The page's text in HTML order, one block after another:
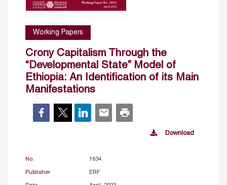
Working Papers
Crony Capitalism Through the
“Developmental State” Model of
Ethiopia: An Identification of its Main
Manifestations
Download
No. 1634
Publisher ERF